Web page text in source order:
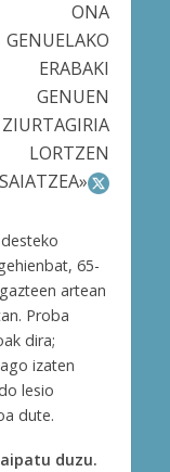
ONA
GENUELAKO
ERABAKI
GENUEN
ZIURTAGIRIA
LORTZEN
SAIATZEA»
65-
artean
Proba
dira;
izaten
lesio
dute.
duzu.